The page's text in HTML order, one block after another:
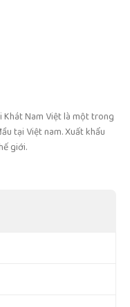
Khát Nam Việt là một trong
tại Việt nam. Xuất khẩu
giới.